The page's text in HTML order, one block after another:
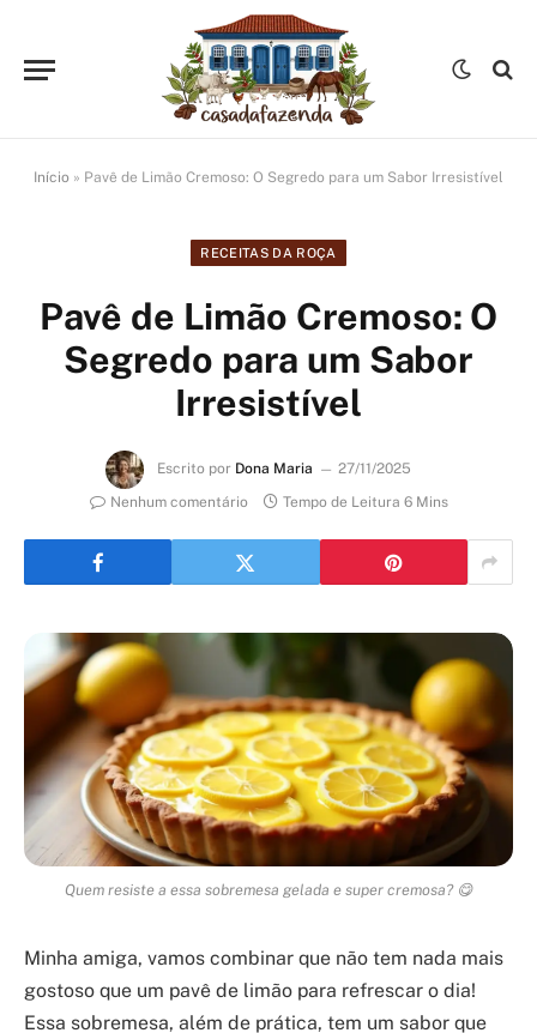
Início » Pavê de Limão Cremoso: O Segredo para um Sabor Irresistível
RECEITAS DA ROÇA
Pavê de Limão Cremoso: O
Segredo para um Sabor
Irresistível
Escrito por Dona Maria
27/11/2025
Nenhum comentário
Tempo de Leitura 6 Mins
Quem resiste a essa sobremesa gelada e super cremosa? 😋
Minha amiga, vamos combinar que não tem nada mais
gostoso que um pavê de limão para refrescar o dia!
Essa sobremesa, além de prática, tem um sabor que